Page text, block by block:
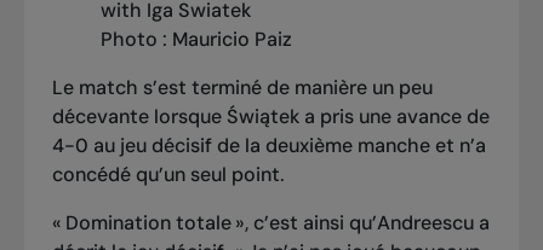
Photo : Mauricio Paiz
Le match s’est terminé de manière un peu
décevante lorsque Świątek a pris une avance de
4-0 au jeu décisif de la deuxième manche et n’a
concédé qu’un seul point.
« Domination totale », c’est ainsi qu’Andreescu a